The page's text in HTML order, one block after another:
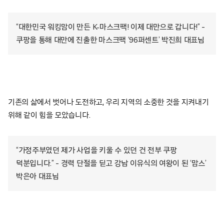
“대한민국 워킹맘이 만든 K-마스크팩! 이제 대만으로 갑니다!” –
쿠팡을 통해 대만에 진출한 마스크팩 ‘96퍼센트’ 박진희 대표님
기존의 삶에서 벗어나 도전하고, 우리 지역의 소중한 것을 지켜내기
위해 같이 힘을 모았습니다.
“가정주부였던 제가 사업을 키울 수 있던 건 전부 쿠팡
덕분입니다.” – 경력 단절을 딛고 강남 이유식의 여왕이 된 ‘맘스’
박은아 대표님